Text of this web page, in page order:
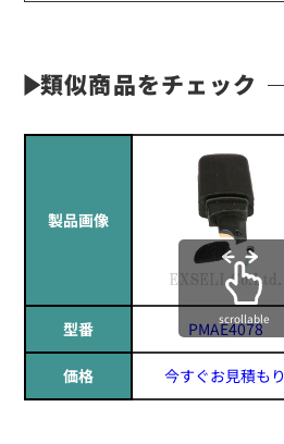
類似商品をチェック
製品画像
型番 PMAE4078
価格 今すぐお見積もり
scrollable